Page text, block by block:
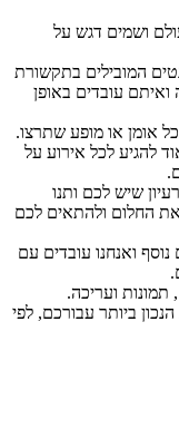
ושמים דגש על
המובילים בתקשורת
ואיתם עובדים באופן
אומן או מופע שתרצו.
להגיע לכל אירוע על
שיש לכם ותנו
החלום ולהתאים לכם
ואנחנו עובדים עם
, תמונות ועריכה.
ביותר עבורכם, לפי